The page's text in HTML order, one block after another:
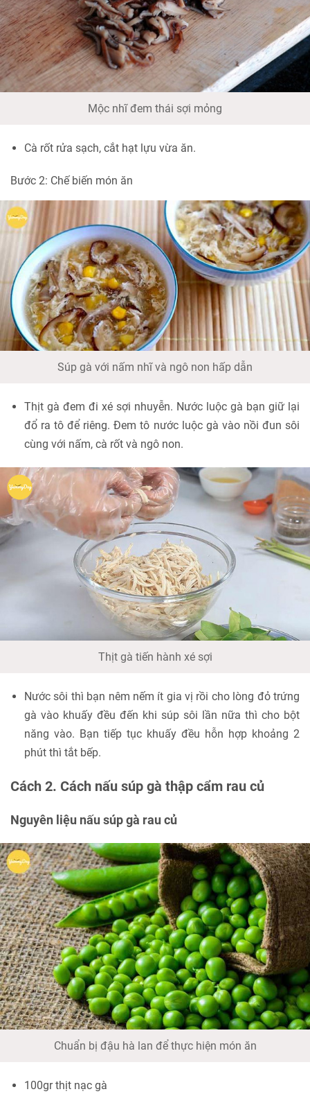
Mộc nhĩ đem thái sợi mỏng
Cà rốt rửa sạch, cắt hạt lựu vừa ăn.
Bước 2: Chế biến món ăn
Súp gà với nấm nhĩ và ngô non hấp dẫn
Thịt gà đem đi xé sợi nhuyễn. Nước luộc gà bạn giữ lại
đổ ra tô để riêng. Đem tô nước luộc gà vào nồi đun sôi
cùng với nấm, cà rốt và ngô non.
Thịt gà tiến hành xé sợi
Nước sôi thì bạn nêm nếm ít gia vị rồi cho lòng đỏ trứng
gà vào khuấy đều đến khi súp sôi lần nữa thì cho bột
năng vào. Bạn tiếp tục khuấy đều hỗn hợp khoảng 2
phút thì tắt bếp.
Cách 2. Cách nấu súp gà thập cẩm rau củ
Nguyên liệu nấu súp gà rau củ
Chuẩn bị đậu hà lan để thực hiện món ăn
100gr thịt nạc gà